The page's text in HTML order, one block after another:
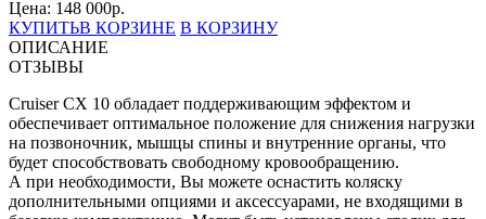
Цена: 148 000р.
КУПИТЬВ КОРЗИНЕ В КОРЗИНУ
ОПИСАНИЕ
ОТЗЫВЫ
Cruiser CX 10 обладает поддерживающим эффектом и
обеспечивает оптимальное положение для снижения нагрузки
на позвоночник, мышцы спины и внутренние органы, что
будет способствовать свободному кровообращению.
А при необходимости, Вы можете оснастить коляску
дополнительными опциями и аксессуарами, не входящими в